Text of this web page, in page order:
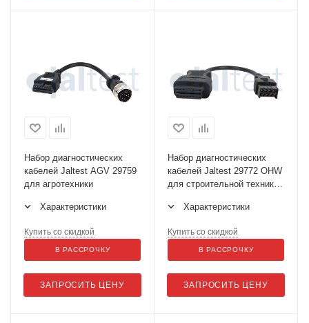
Набор диагностических
кабелей Jaltest AGV 29759
для агротехники
Характеристики
ЗАПРОСИТЬ ЦЕНУ
Купить со скидкой
В РАССРОЧКУ
Набор диагностических
кабелей Jaltest 29772 OHW
для строительной техники
Характеристики
ЗАПРОСИТЬ ЦЕНУ
Купить со скидкой
В РАССРОЧКУ